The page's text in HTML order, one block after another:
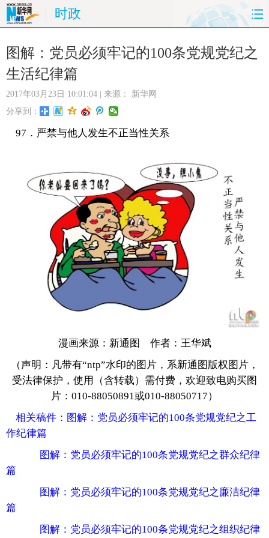
时政
时政 国际 财经
娱乐
时尚 思客
港澳 台湾 华人
房产
图片 视频 彩票 食品
健康 信息化 数据
公益 军事 无人机
富媒体 新华广播
返回PC
图解：党员必须牢记的100条党规党纪之
生活纪律篇
2017年03月23日 10:01:04 | 来源： 新华网
分享到：
97．严禁与他人发生不正当性关系
漫画来源：新通图 作者：王华斌
（声明：凡带有“ntp”水印的图片，系新通图版权图片，
受法律保护，使用（含转载）需付费，欢迎致电购买图
片：010-88050891或010-88050717）
相关稿件： 图解：党员必须牢记的100条党规党纪之工
作纪律篇
图解：党员必须牢记的100条党规党纪之群众纪律
篇
图解：党员必须牢记的100条党规党纪之廉洁纪律
篇
图解：党员必须牢记的100条党规党纪之组织纪律